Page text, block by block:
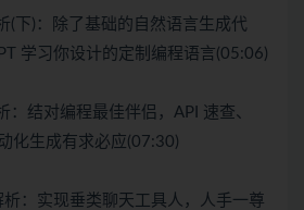
(下)：除了基础的自然语言生成代
学习你设计的定制编程语言(05:06)
：结对编程最佳伴侣，API 速查、
化生成有求必应(07:30)
：实现垂类聊天工具人，人手一尊